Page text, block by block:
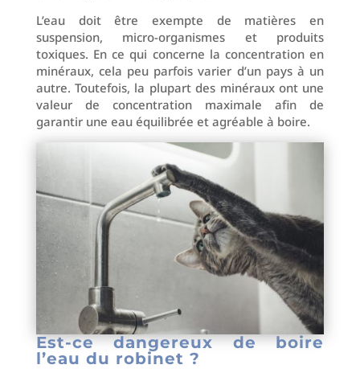
L’eau doit être exempte de matières en
suspension, micro-organismes et produits
toxiques. En ce qui concerne la concentration en
minéraux, cela peu parfois varier d’un pays à un
autre. Toutefois, la plupart des minéraux ont une
valeur de concentration maximale afin de
garantir une eau équilibrée et agréable à boire.
Est-ce dangereux de boire
l’eau du robinet ?